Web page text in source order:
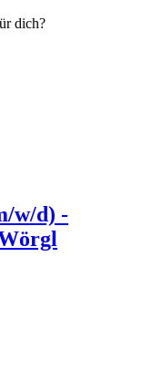
dich?
w/d) -